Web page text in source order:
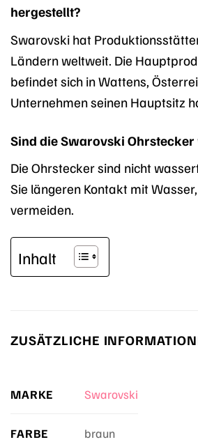
hergestellt?
Swarovski hat
Ländern weltweit. Die
befindet sich in Wattens,
Unternehmen seinen Hauptsitz
Sind die Swarovski
Die Ohrstecker sind nicht
Sie längeren Kontakt mit
vermeiden.
Inhalt
ZUSÄTZLICHE
MARKE Swarovski
FARBE braun